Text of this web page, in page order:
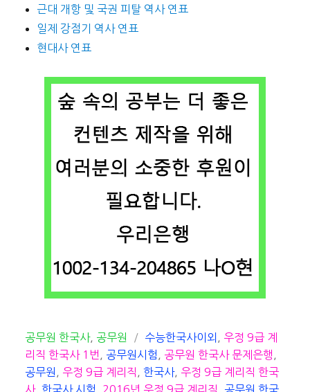
근대 개항 및 국권 피탈 역사 연표
일제 강점기 역사 연표
현대사 연표
카
테
고
리
공무원 한국사, 공무원
태
그
수능한국사이외
우정 9급 계
리직 한국사 1번
공무원시험 공무원 한국사 문제은행
공무원
우정 9급 계리직 ,한국사, 우정 9급 계리직 한국
사,한국사 시험 2016년 우정 9급 계리직
공무원 한국